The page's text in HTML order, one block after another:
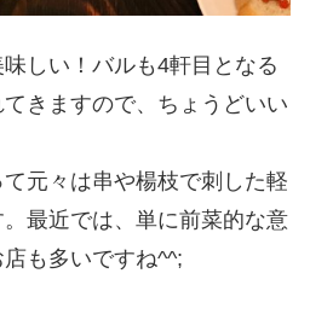
しい！バルも4軒目となる
きますので、ちょうどいい
元々は串や楊枝で刺した軽
最近では、単に前菜的な意
も多いですね^^;